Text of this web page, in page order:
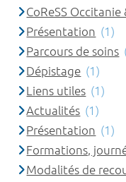
CoReSS
Présentation (1)
Parcours de soins
Dépistage (1)
Liens utiles (1)
Actualités (1)
Présentation (1)
Formations,
Modalités de